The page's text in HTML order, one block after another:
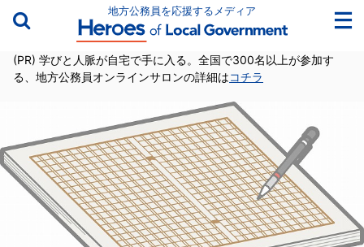
地方公務員を応援するメディア
(PR) 学びと人脈が自宅で手に入る。全国で300名以上が参加す
る、地方公務員オンラインサロンの詳細はコチラ